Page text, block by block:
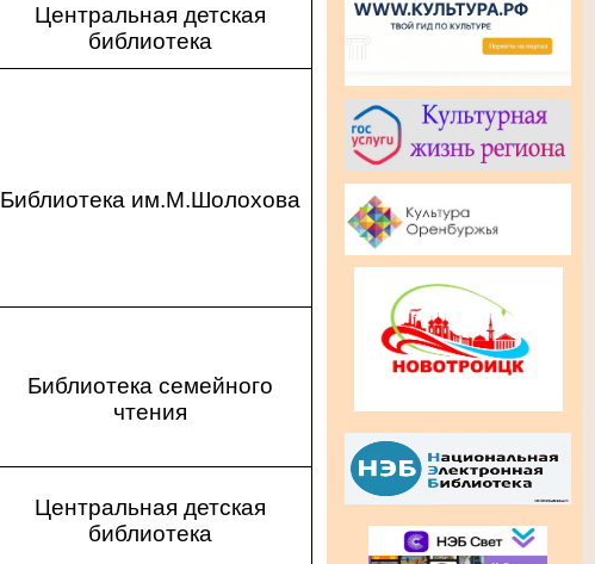
Центральная детская
библиотека
Библиотека им.М.Шолохова
Библиотека семейного
чтения
Центральная детская
библиотека